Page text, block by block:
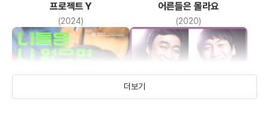
프로젝트 Y
(2024)
어른들은 몰라요
(2020)
더보기